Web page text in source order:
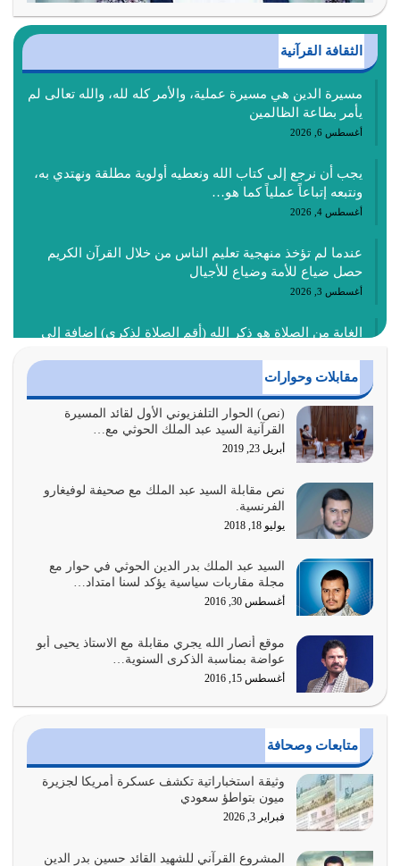
الثقافة القرآنية
مسيرة الدين هي مسيرة عملية، والأمر كله لله، والله تعالى لم
يأمر بطاعة الظالمين
أغسطس 6, 2026
يجب أن نرجع إلى كتاب الله ونعطيه أولوية مطلقة ونهتدي به،
ونتبعه إتباعاً عملياً كما هو…
أغسطس 4, 2026
عندما لم تؤخذ منهجية تعليم الناس من خلال القرآن الكريم
حصل ضياع للأمة وضياع للأجيال
أغسطس 3, 2026
الغاية من الصلاة هو ذكر الله (أقم الصلاة لذكري) إضافة إلى
أغسطس 2, 2026
السبب الرئيسي لشقاء الأمة الابتعاد عن كتاب الله والتعدي
لحدود الله بالإضافات للدين
أغسطس 1, 2026
أبرز أسباب الشقاء هو الإعراض عن ذكر الله وعن هدى الله
المتمثل في القرآن الكريم
يوليو 31, 2026
أولياء الشيطان كلما كانوا أكثر ولاءً وطاعة للشيطان كلما كانوا
أكثر ضعفاً
يوليو 30, 2026
وعد الله تعالى من يُقتل في سبيله بالحياة الأبدية والرزق
والاستبشار والنجاة والخلود في…
يوليو 29, 2026
القرآن الكريم هو أهم مصدر لمعرفة رسول الله معرفة سيرته
معرفة شخصيته معرفة عظمته
يوليو 28, 2026
هل نحن من الصالحين؟ قيِّم نفسك هنا اترك القرآن على أصله
وأعرض نفسك، وأعرض ما لديك على…
مقابلات وحوارات
(نص) الحوار التلفزيوني الأول لقائد المسيرة
القرآنية السيد عبد الملك الحوثي مع…
أبريل 23, 2019
نص مقابلة السيد عبد الملك مع صحيفة لوفيغارو
الفرنسية.
يوليو 18, 2018
السيد عبد الملك بدر الدين الحوثي في حوار مع
مجلة مقاربات سياسية يؤكد لسنا امتداد…
أغسطس 30, 2016
موقع أنصار الله يجري مقابلة مع الاستاذ يحيى أبو
عواضة بمناسبة الذكرى السنوية…
أغسطس 15, 2016
متابعات وصحافة
وثيقة استخباراتية تكشف عسكرة أمريكا لجزيرة
ميون بتواطؤ سعودي
فبراير 3, 2026
المشروع القرآني للشهيد القائد حسين بدر الدين